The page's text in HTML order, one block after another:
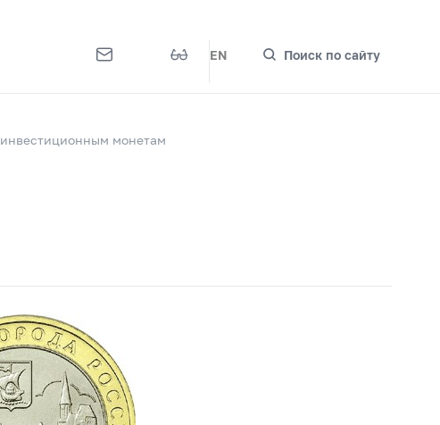
EN Поиск по сайту
монетам